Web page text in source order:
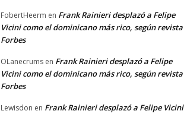
FobertHeerm en Frank Rainieri desplazó a Felipe
Vicini como el dominicano más rico, según revista
Forbes
OLanecrums en Frank Rainieri desplazó a Felipe
Vicini como el dominicano más rico, según revista
Forbes
Lewisdon en Frank Rainieri desplazó a Felipe Vicini